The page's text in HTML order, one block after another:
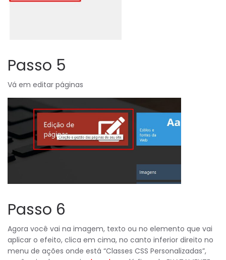
Passo 5
Vá em editar páginas
Passo 6
Agora você vai na imagem, texto ou no elemento que vai
aplicar o efeito, clica em cima, no canto inferior direito no
menu de ações onde está “Classes CSS Personalizadas”,